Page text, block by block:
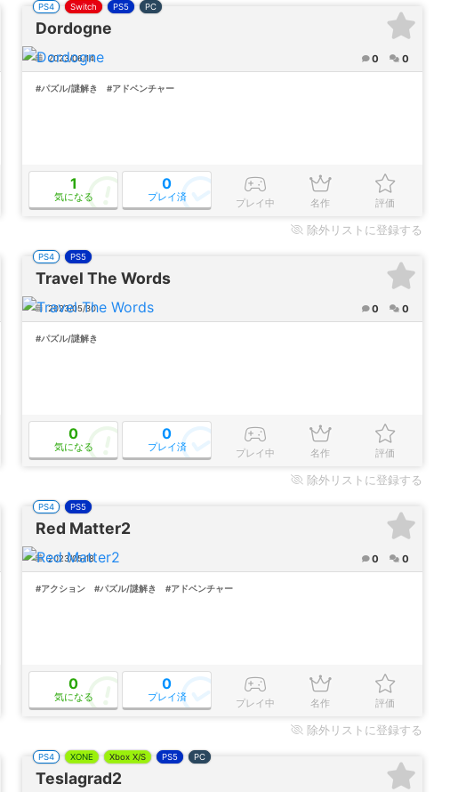
Dordogne
PS4 Switch PS5 PC
2023/06/14 0 0
#パズル/謎解き #アドベンチャー
1
気になる
0
プレイ済
プレイ中 名作 評価
除外 リストに登録する
Travel The Words
PS4 PS5
2023/05/30 0 0
#パズル/謎解き
0
気になる
0
プレイ済
プレイ中 名作 評価
除外 リストに登録する
Red Matter2
PS4 PS5
2023/05/18 0 0
#アクション #パズル/謎解き #アドベンチャー
0
気になる
0
プレイ済
プレイ中 名作 評価
除外 リストに登録する
Teslagrad2
PS4 XONE Xbox X/S PS5 PC